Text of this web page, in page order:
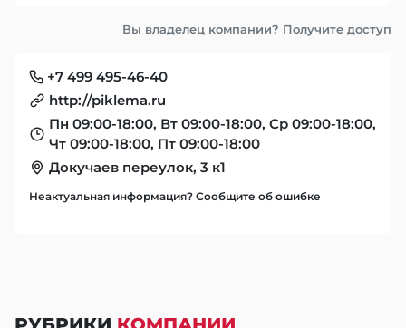
Вы владелец компании? Получите доступ
+7 499 495-46-40
http://piklema.ru
Пн 09:00-18:00, Вт 09:00-18:00, Ср 09:00-18:00,
Чт 09:00-18:00, Пт 09:00-18:00
Докучаев переулок, 3 к1
Неактуальная информация? Сообщите об ошибке